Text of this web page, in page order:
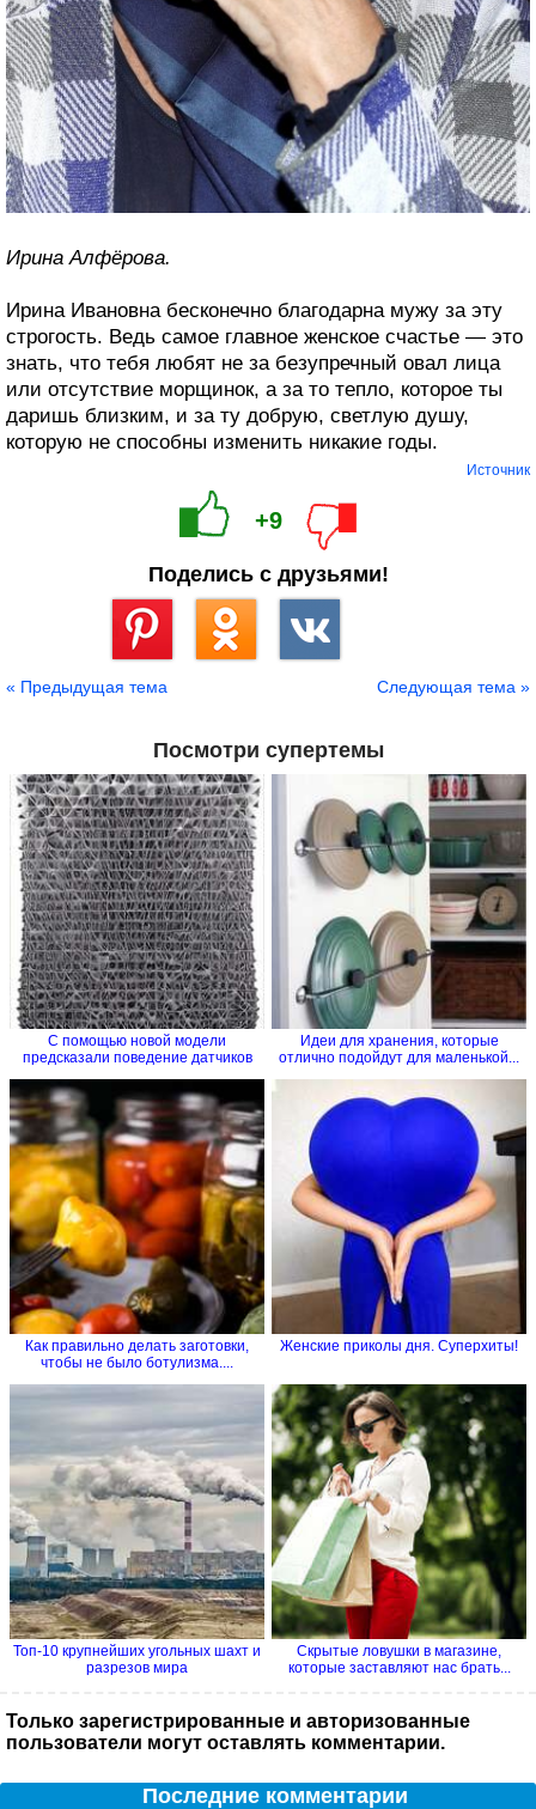
Ирина Алфёрова.
Ирина Ивановна бесконечно благодарна мужу за эту
строгость. Ведь самое главное женское счастье — это
знать, что тебя любят не за безупречный овал лица
или отсутствие морщинок, а за то тепло, которое ты
даришь близким, и за ту добрую, светлую душу,
которую не способны изменить никакие годы.
Источник
+9
Поделись с друзьями!
« Предыдущая тема Следующая тема »
Посмотри супертемы
С помощью новой модели
предсказали поведение датчиков
Идеи для хранения, которые
отлично подойдут для маленькой...
Как правильно делать заготовки,
чтобы не было ботулизма....
Женские приколы дня. Суперхиты!
Топ-10 крупнейших угольных шахт и
разрезов мира
Скрытые ловушки в магазине,
которые заставляют нас брать...
Только зарегистрированные и авторизованные
пользователи могут оставлять комментарии.
Последние комментарии